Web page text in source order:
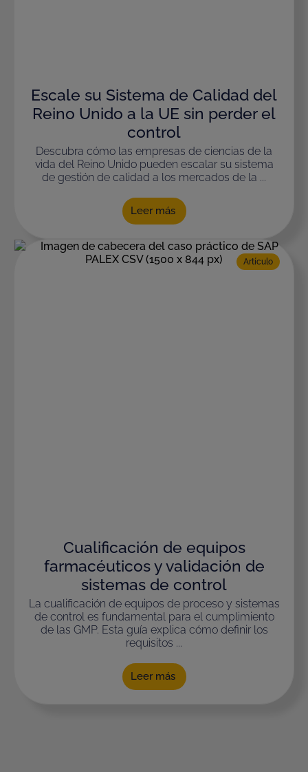
Escale su Sistema de Calidad del
Reino Unido a la UE sin perder el
control
Descubra cómo las empresas de ciencias de la
vida del Reino Unido pueden escalar su sistema
de gestión de calidad a los mercados de la ...
Leer más
Artículo
Cualificación de equipos
farmacéuticos y validación de
sistemas de control
La cualificación de equipos de proceso y sistemas
de control es fundamental para el cumplimiento
de las GMP. Esta guía explica cómo definir los
requisitos ...
Leer más